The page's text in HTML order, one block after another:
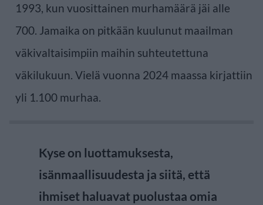
1993, kun vuosittainen murhamäärä jäi alle
700. Jamaika on pitkään kuulunut maailman
väkivaltaisimpiin maihin suhteutettuna
väkilukuun. Vielä vuonna 2024 maassa kirjattiin
yli 1.100 murhaa.
Kyse on luottamuksesta,
isänmaallisuudesta ja siitä, että
ihmiset haluavat puolustaa omia